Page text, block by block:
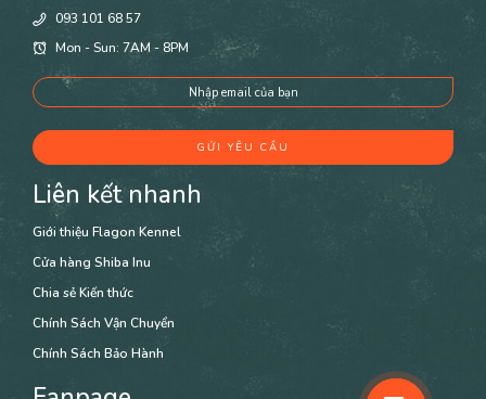
093 101 68 57
Mon - Sun: 7AM - 8PM
Liên kết nhanh
Giới thiệu Flagon Kennel
Cửa hàng Shiba Inu
Chia sẻ Kiến thức
Chính Sách Vận Chuyển
Chính Sách Bảo Hành